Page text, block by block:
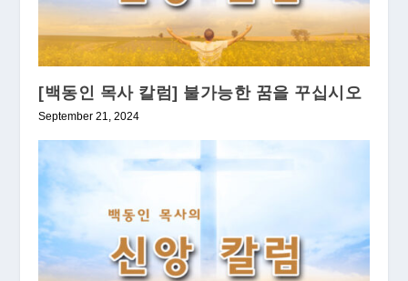
[백동인 목사 칼럼] 불가능한 꿈을 꾸십시오
September 21, 2024